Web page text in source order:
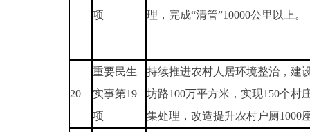
项
理，完成“清管”10000公里以上。
20
重要民生
实事第19
项
持续推进农村人居环境整治，建
坊路100万平方米，实现150个村
集处理，改造提升农村户厕1000